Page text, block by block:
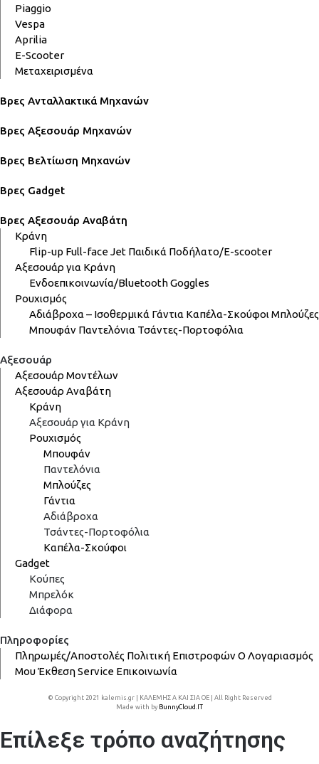
Piaggio
Vespa
Aprilia
E-Scooter
Μεταχειρισμένα
Βρες Ανταλλακτικά Μηχανών
Βρες Αξεσουάρ Μηχανών
Βρες Βελτίωση Μηχανών
Βρες Gadget
Βρες Αξεσουάρ Αναβάτη
Κράνη
Flip-up Full-faceJet Παιδικά Ποδήλατο/E-scooter
Αξεσουάρ για Κράνη
Ενδοεπικοινωνία/BluetoothGoggles
Ρουχισμός
Αδιάβροχα – Ισοθερμικά Γάντια Καπέλα-Σκούφοι Μπλούζες
Μπουφάν Παντελόνια Τσάντες-Πορτοφόλια
Αξεσουάρ
Αξεσουάρ Μοντέλων
Αξεσουάρ Αναβάτη
Κράνη
Αξεσουάρ για Κράνη
Ρουχισμός
Μπουφάν
Παντελόνια
Μπλούζες
Γάντια
Αδιάβροχα
Τσάντες-Πορτοφόλια
Καπέλα-Σκούφοι
Gadget
Κούπες
Μπρελόκ
Διάφορα
Πληροφορίες
Πληρωμές/Αποστολές Πολιτική ΕπιστροφώνΟ Λογαριασμός
ΜουΈκθεσηService Επικοινωνία
© Copyright 2021 kalemis.gr | ΚΑΛΕΜΗΣ Α ΚΑΙ ΣΙΑ ΟΕ | All Right Reserved
Made with by BunnyCloud.IT
Επίλεξε τρόπο αναζήτησης